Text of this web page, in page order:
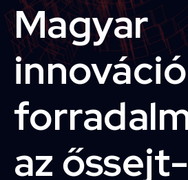
Magyar
innováció
az őssejt-